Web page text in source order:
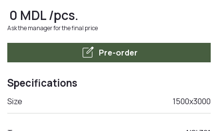
0 MDL/pcs.
Ask the manager for the final price
edit_square Pre-order
Specifications
Size 1500x3000